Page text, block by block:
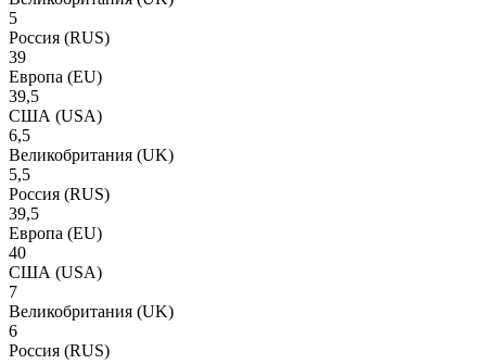
5
Россия (RUS)
39
Европа (EU)
39,5
США (USA)
6,5
Великобритания (UK)
5,5
Россия (RUS)
39,5
Европа (EU)
40
США (USA)
7
Великобритания (UK)
6
Россия (RUS)